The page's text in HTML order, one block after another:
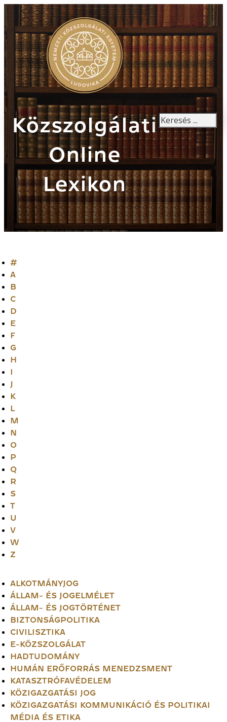
Közszolgálati
Online
Lexikon
Keresés
#
A
B
C
D
E
F
G
H
I
J
K
L
M
N
O
P
Q
R
S
T
U
V
W
Z
ALKOTMÁNYJOG
ÁLLAM- ÉS JOGELMÉLET
ÁLLAM- ÉS JOGTÖRTÉNET
BIZTONSÁGPOLITIKA
CIVILISZTIKA
E-KÖZSZOLGÁLAT
HADTUDOMÁNY
HUMÁN ERŐFORRÁS MENEDZSMENT
KATASZTRÓFAVÉDELEM
KÖZIGAZGATÁSI JOG
KÖZIGAZGATÁSI KOMMUNIKÁCIÓ ÉS POLITIKAI
MÉDIA ÉS ETIKA